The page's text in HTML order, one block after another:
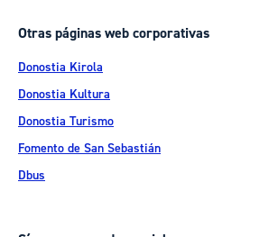
Otras páginas web corporativas
Donostia Kirola
Donostia Kultura
Donostia Turismo
Fomento de San Sebastián
Dbus